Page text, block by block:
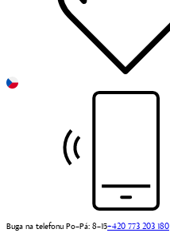
Buga na telefonu Po–Pá: 8–15+420 773 203 180